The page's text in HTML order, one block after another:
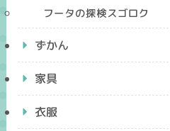
フータの探検スゴロク
ずかん
家具
衣服